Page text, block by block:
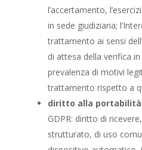
l’accertamento,
in sede giudiziaria;
trattamento ai sensi
di attesa della verifica
prevalenza di motivi
trattamento rispetto a
diritto alla
GDPR: diritto di
strutturato, di uso